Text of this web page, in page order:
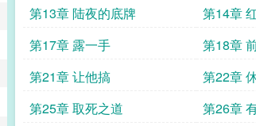
为善
口恶气
第13章 陆夜的底牌
第14章
第17章 露一手
第18章
第21章 让他搞
第22章
第25章 取死之道
第26章